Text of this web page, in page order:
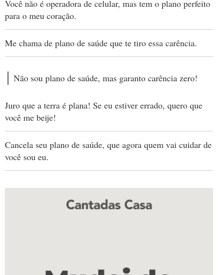
Você não é operadora de celular, mas tem o plano perfeito
para o meu coração.
Me chama de plano de saúde que te tiro essa carência.
Não sou plano de saúde, mas garanto carência zero!
Juro que a terra é plana! Se eu estiver errado, quero que
você me beije!
Cancela seu plano de saúde, que agora quem vai cuidar de
você sou eu.